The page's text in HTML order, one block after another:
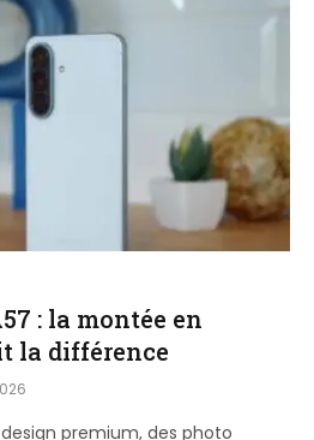
: la montée en
la différence
premium, des photo